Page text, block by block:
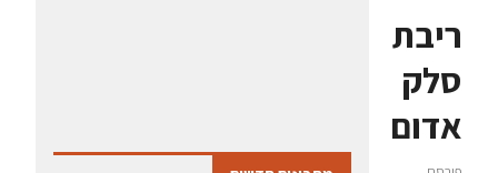
ריבת
סלק
אדום